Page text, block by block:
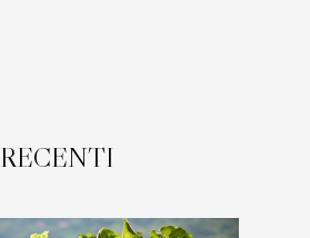
RECENTI